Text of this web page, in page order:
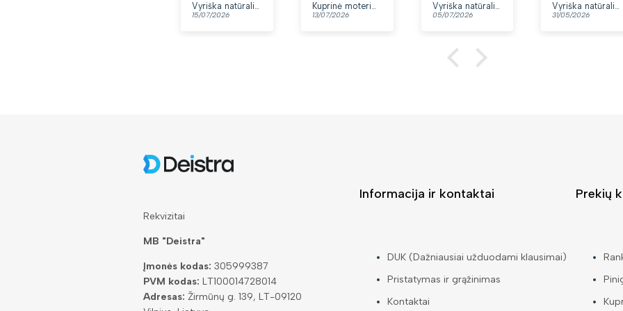
15/07/2026
yra du skyriai.
👍
13/07/2026 05/07/2026 31/05/2026
Rekvizitai
MB "Deistra"
Įmonės kodas: 305999387
PVM kodas: LT100014728014
Adresas: Žirmūnų g. 139, LT-09120
Informacija ir kontaktai
DUK (Dažniausiai užduodami klausimai)
Pristatymas ir grąžinimas
Kontaktai
Prekių